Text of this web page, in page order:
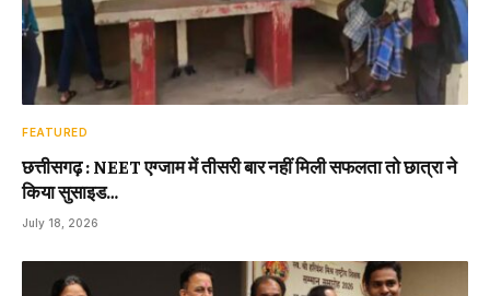
FEATURED
छत्तीसगढ़ : NEET एग्जाम में तीसरी बार नहीं मिली सफलता तो छात्रा ने
किया सुसाइड…
July 18, 2026